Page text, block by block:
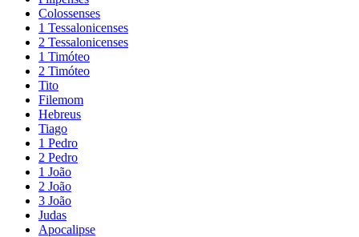
Colossenses
1 Tessalonicenses
2 Tessalonicenses
1 Timóteo
2 Timóteo
Tito
Filemom
Hebreus
Tiago
1 Pedro
2 Pedro
1 João
2 João
3 João
Judas
Apocalipse